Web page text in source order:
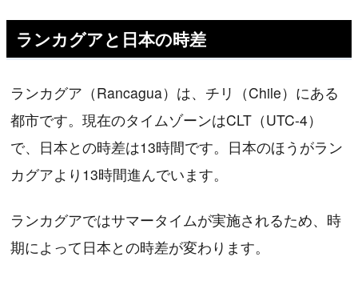
ランカグアと日本の時差
ランカグア（Rancagua）は、チリ（Chile）にある
都市です。現在のタイムゾーンはCLT（UTC-4）
で、日本との時差は13時間です。日本のほうがラン
カグアより13時間進んでいます。
ランカグアではサマータイムが実施されるため、時
期によって日本との時差が変わります。